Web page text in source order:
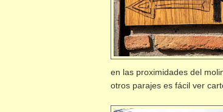
en las proximidades del
otros parajes es fácil ver